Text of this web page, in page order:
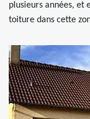
plusieurs années, et
toiture dans cette